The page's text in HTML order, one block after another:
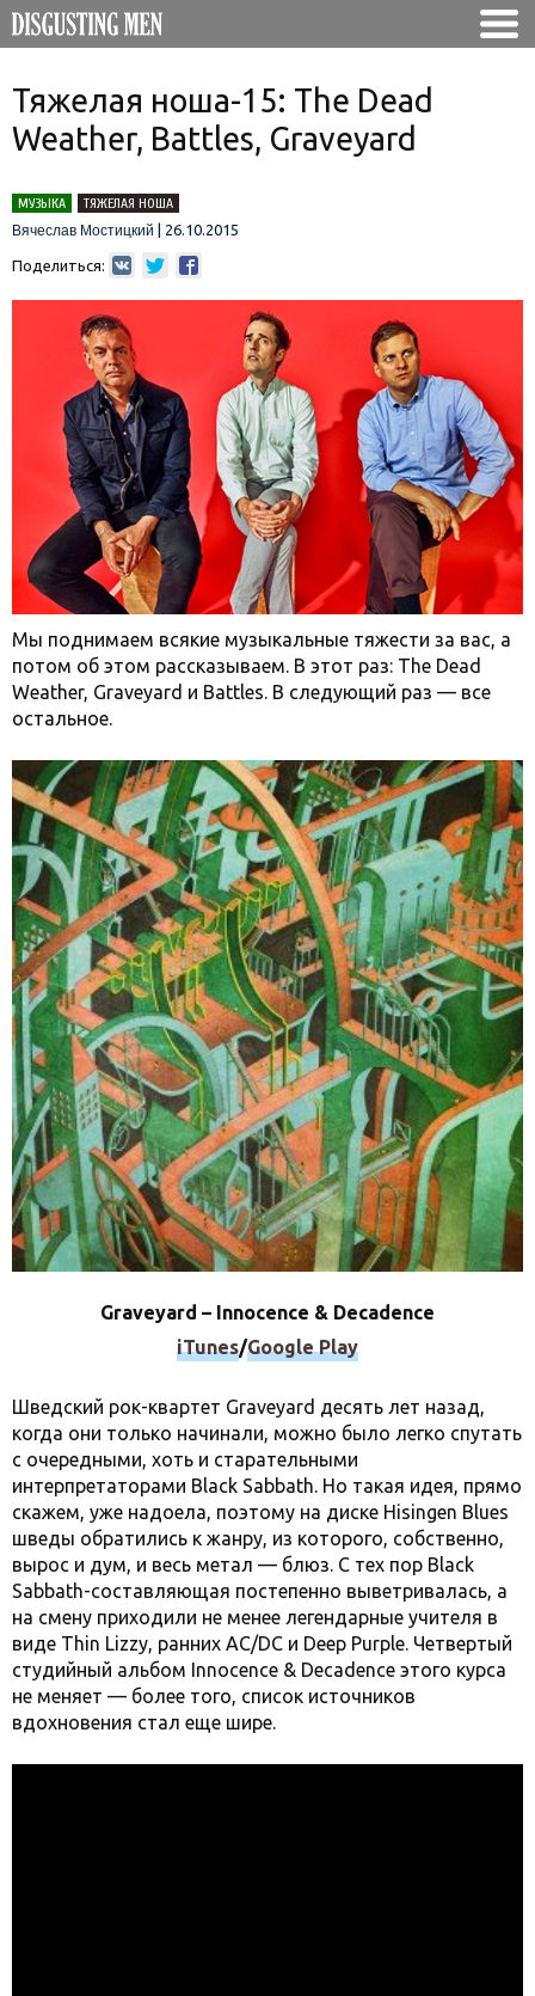
Тяжелая ноша-15: The Dead
Weather, Battles, Graveyard
МУЗЫКА
ТЯЖЕЛАЯ НОША
Вячеслав Мостицкий
26.10.2015
Поделиться:
Мы поднимаем всякие музыкальные тяжести за вас, а
потом об этом рассказываем. В этот раз: The Dead
Weather, Graveyard и Battles. В следующий раз — все
остальное.
Graveyard – Innocence & Decadence
iTunes/Google Play
Шведский рок-квартет Graveyard десять лет назад,
когда они только начинали, можно было легко спутать
с очередными, хоть и старательными
интерпретаторами Black Sabbath. Но такая идея, прямо
скажем, уже надоела, поэтому на диске Hisingen Blues
шведы обратились к жанру, из которого, собственно,
вырос и дум, и весь метал — блюз. С тех пор Black
Sabbath-составляющая постепенно выветривалась, а
на смену приходили не менее легендарные учителя в
виде Thin Lizzy, ранних AC/DC и Deep Purple. Четвертый
студийный альбом Innocence & Decadence этого курса
не меняет — более того, список источников
вдохновения стал еще шире.